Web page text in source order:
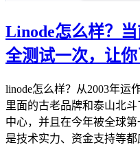
Linode怎么样？
全测试一次，让你
linode怎么样？从2003年运
里面的古老品牌和泰山北
中心，并且在今年被全球
是技术实力、资金支持等